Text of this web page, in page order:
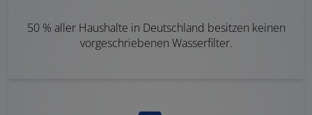
50 % aller Haushalte in Deutschland besitzen keinen
vorgeschriebenen Wasserfilter.